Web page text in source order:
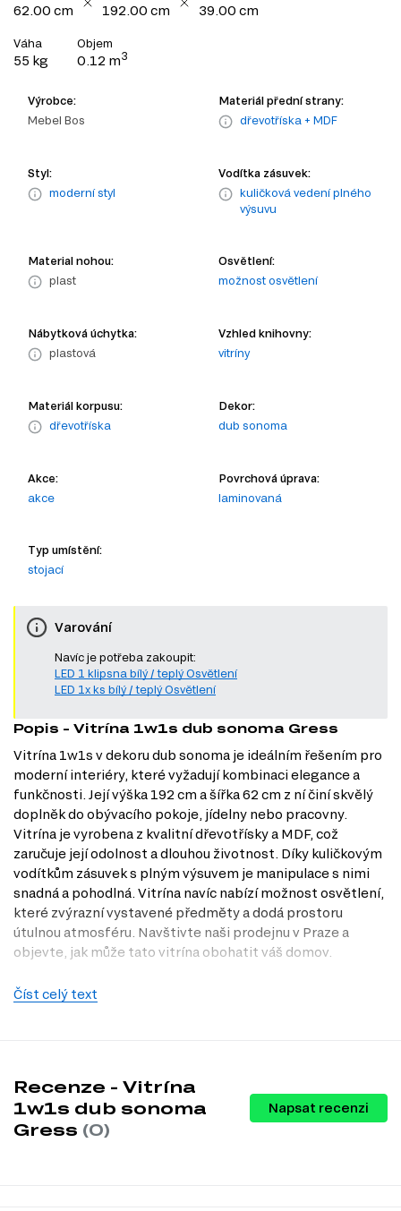
62.00 cm 192.00 cm 39.00 cm
Váha
55 kg
Objem
0.12 m3
Výrobce:
Mebel Bos
Materiál přední strany:
dřevotříska + MDF
Styl:
moderní styl
Vodítka zásuvek:
kuličková vedení plného
výsuvu
Material nohou:
plast
Osvětlení:
možnost osvětlení
Nábytková úchytka:
plastová
Vzhled knihovny:
vitríny
Materiál korpusu:
dřevotříska
Dekor:
dub sonoma
Akce:
akce
Povrchová úprava:
laminovaná
Typ umístění:
stojací
Varování
Navíc je potřeba zakoupit:
LED 1 klipsna bílý / teplý Osvětlení
LED 1x ks bílý / teplý Osvětlení
Popis - Vitrína 1w1s dub sonoma Gress
Vitrína 1w1s v dekoru dub sonoma je ideálním řešením pro
moderní interiéry, které vyžadují kombinaci elegance a
funkčnosti. Její výška 192 cm a šířka 62 cm z ní činí skvělý
doplněk do obývacího pokoje, jídelny nebo pracovny.
Vitrína je vyrobena z kvalitní dřevotřísky a MDF, což
zaručuje její odolnost a dlouhou životnost. Díky kuličkovým
vodítkům zásuvek s plným výsuvem je manipulace s nimi
snadná a pohodlná. Vitrína navíc nabízí možnost osvětlení,
které zvýrazní vystavené předměty a dodá prostoru
útulnou atmosféru. Navštivte naši prodejnu v Praze a
objevte, jak může tato vitrína obohatit váš domov.
Charakteristiky, vlastnosti a výhody
oblíbených předmětů.
Kvalitní materiály.Dřevotříska a MDF zaručují odolnost a
snadnou údržbu, což vám šetří čas a energii.
Kuličková vedení zásuvek.
Plný výsuv zásuvek zajišťuje pohodlný
Číst celý text
Recenze - Vitrína
1w1s dub sonoma
Gress (0)
Napsat recenzi